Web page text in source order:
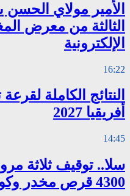
الأمير مولاي الحسن
الثالثة من معرض
الإلكترونية
16:22
النتائج الكاملة
أفريقيا 2027
14:45
سلا.. توقيف ثلاثة
4300 قرص مخدر وكوكايين وإكستازي